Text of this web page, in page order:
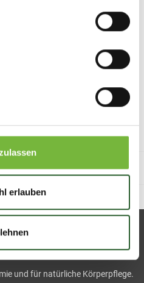
erlauben
Produkte im neuen Design
und für natürliche Körperpflege.